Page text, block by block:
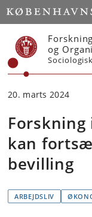
Start
og
20. marts 2024
Forskning
kan
bevilling
ARBEJDSLIV